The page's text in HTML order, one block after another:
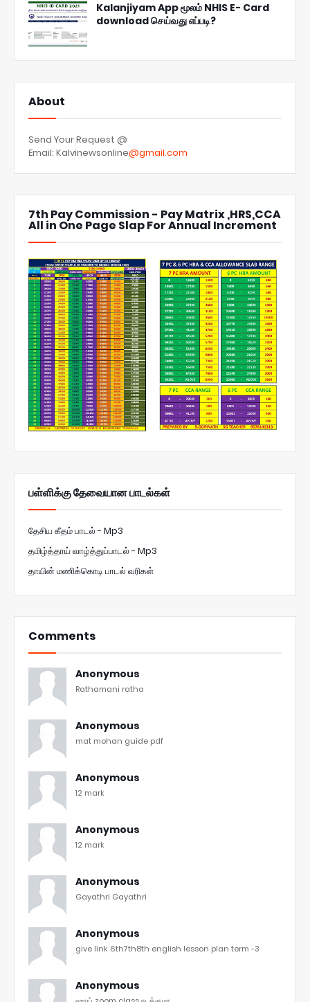
Kalanjiyam App மூலம் NHIS E- Card
download செய்வது எப்படி?
About
Send Your Request @
Email: Kalvinewsonline@gmail.com
7th Pay Commission - Pay Matrix ,HRS,CCA
All in One Page Slap For Annual Increment
பள்ளிக்கு தேவையான பாடல்கள்
தேசிய கீதம் பாடல் - Mp3
தமிழ்த்தாய் வாழ்த்துப்பாடல் - Mp3
தாயின் மணிக்கொடி பாடல் வரிகள்
Comments
Anonymous
Rathamani ratha
Anonymous
mat mohan guide pdf
Anonymous
12 mark
Anonymous
12 mark
Anonymous
Gayathri Gayathri
Anonymous
give link 6th7th8th english lesson plan term -3
Anonymous